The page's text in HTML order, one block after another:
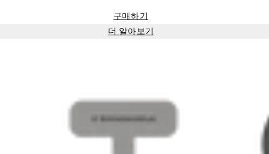
구매하기
더 알아보기